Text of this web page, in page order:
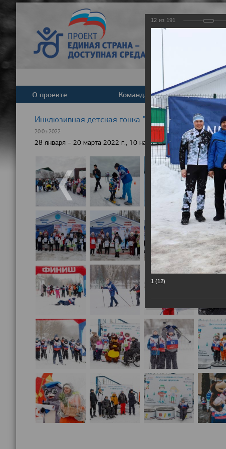
О проекте Команда
Инклюзивная детская гонка "Лыжня здоровья"
20.03.2022
28 января – 20 марта 2022 г., 10 населенных пунктов
12 из 191
1 (12)